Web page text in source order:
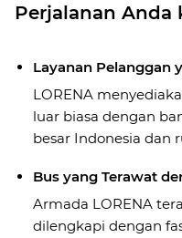
Perjalanan Anda
Layanan Pelanggan
LORENA
luar biasa dengan
besar Indonesia dan
Bus yang Terawat
Armada LORENA
dilengkapi dengan